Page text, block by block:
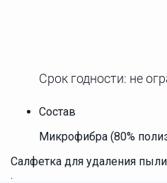
Срок годности: не
Состав
Микрофибра (80%
Салфетка для удаления пыли
.